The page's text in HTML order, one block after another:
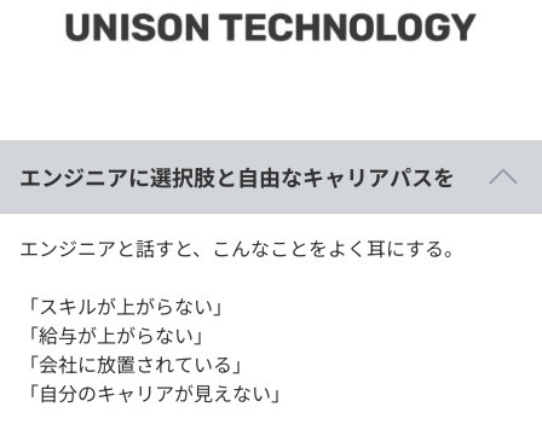
イベント・セミナー
プラン
個人向けプラン
法人向けプラン
学校向けプラン
契約内容・クーポン
再チャレンジ結果一覧
paiza times
エンジニアに選択肢と自由なキャリアパスを
エンジニアと話すと、こんなことをよく耳にする。
「スキルが上がらない」
「給与が上がらない」
「会社に放置されている」
「自分のキャリアが見えない」